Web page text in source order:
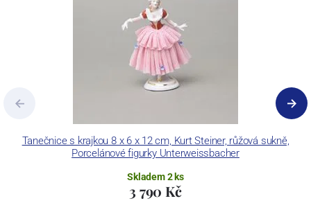
Tanečnice s krajkou 8 x 6 x 12 cm, Kurt Steiner, růžová sukně,
Porcelánové figurky Unterweissbacher
Skladem 2 ks
3 790 Kč